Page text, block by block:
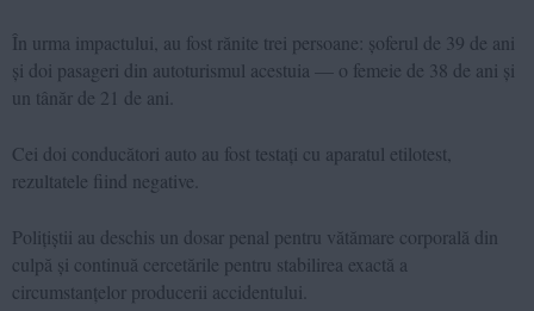
În urma impactului, au fost rănite trei persoane: șoferul de 39 de ani
și doi pasageri din autoturismul acestuia — o femeie de 38 de ani și
un tânăr de 21 de ani.
Cei doi conducători auto au fost testați cu aparatul etilotest,
rezultatele fiind negative.
Polițiștii au deschis un dosar penal pentru vătămare corporală din
culpă și continuă cercetările pentru stabilirea exactă a
circumstanțelor producerii accidentului.